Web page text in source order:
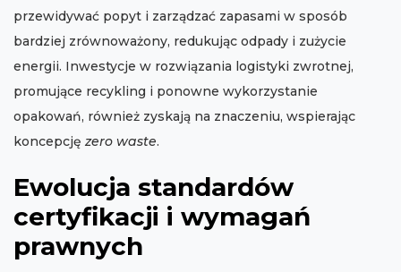
przewidywać popyt i zarządzać zapasami w sposób
bardziej zrównoważony, redukując odpady i zużycie
energii. Inwestycje w rozwiązania logistyki zwrotnej,
promujące recykling i ponowne wykorzystanie
opakowań, również zyskają na znaczeniu, wspierając
koncepcję zero waste.
Ewolucja standardów
certyfikacji i wymagań
prawnych